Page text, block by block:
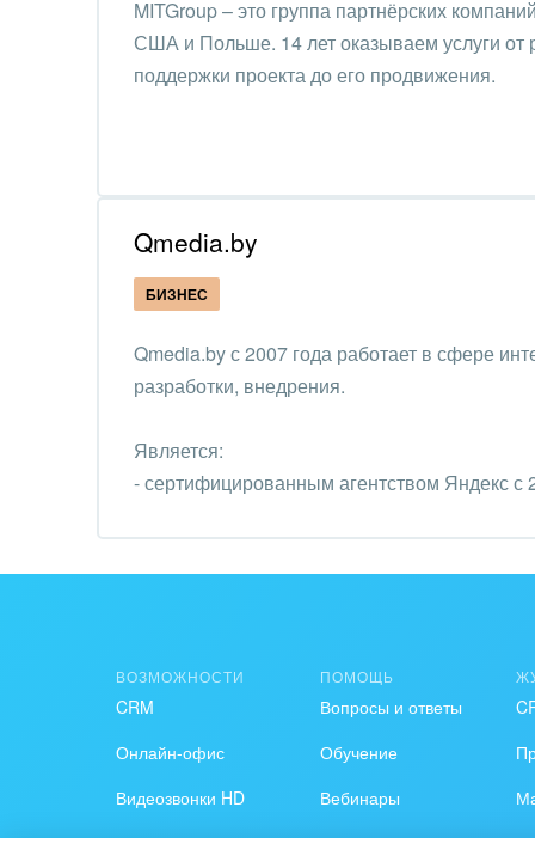
MITGroup – это группа партнёрских
США и Польше. 14 лет оказываем услуги от
поддержки проекта до его продвижения.
Qmedia.by
БИЗНЕС
Qmedia.by с 2007 года работает в сфере
разработки, внедрения.
Является:
- сертифицированным агентством Яндекс с
ВОЗМОЖНОСТИ
CRM
Онлайн-офис
Видеозвонки HD
Задачи и Проекты
ПОМОЩЬ
Вопросы и ответы
Обучение
Вебинары
Журнал Битрикс24